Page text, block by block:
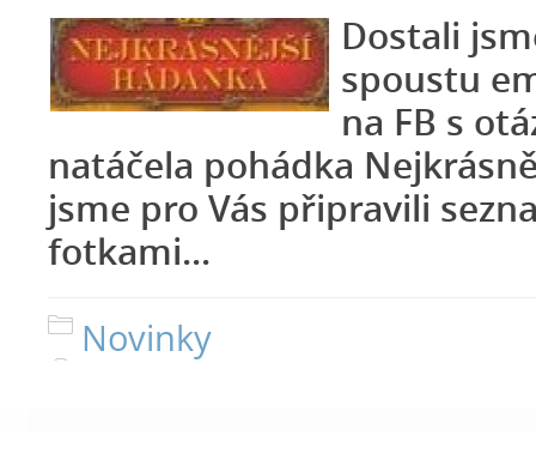
Dostali
spoustu
na FB s
natáčela pohádka
jsme pro Vás připravili
fotkami...
Novinky